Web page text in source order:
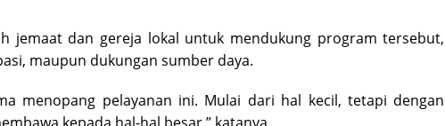
jemaat dan gereja lokal untuk mendukung program tersebut,
maupun dukungan sumber daya.
menopang pelayanan ini. Mulai dari hal kecil, tetapi dengan
kepada hal-hal besar,” katanya.